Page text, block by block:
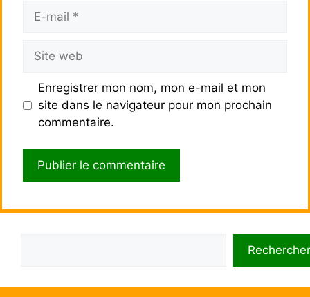
Site
web
Enregistrer mon nom, mon e-mail et mon
site dans le navigateur pour mon prochain
commentaire.
Rechercher